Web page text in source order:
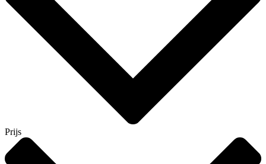
Prijs